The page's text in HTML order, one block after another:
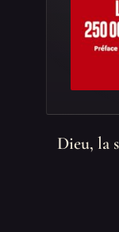
Dieu, la